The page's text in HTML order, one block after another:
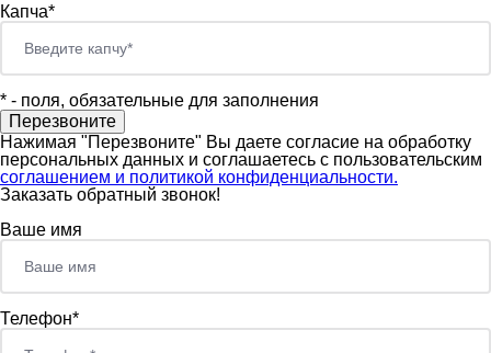
Капча*
* - поля, обязательные для заполнения
Нажимая "Перезвоните" Вы даете согласие на обработку
персональных данных и соглашаетесь c пользовательским
соглашением и политикой конфиденциальности.
Заказать обратный звонок!
Ваше имя
Телефон*